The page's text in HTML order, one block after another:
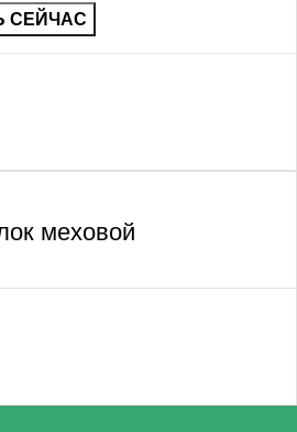
СЕЙЧАС
меховой